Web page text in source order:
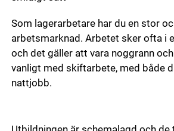
Som lagerarbetare har du en stor
arbetsmarknad. Arbetet sker ofta i
och det gäller att vara noggrann
vanligt med skiftarbete, med både
nattjobb.